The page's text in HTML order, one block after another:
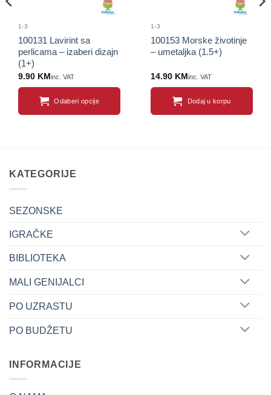
1-3
100131 Lavirint sa
perlicama – izaberi dizajn
(1+)
9.90 KM inc. VAT
Odaberi opcije
variants.
may
chosen
the
page
1-3
100153 Morske životinje
– umetaljka (1.5+)
14.90 KM inc. VAT
Dodaj u korpu
KATEGORIJE
SEZONSKE
IGRAČKE
BIBLIOTEKA
MALI GENIJALCI
PO UZRASTU
PO BUDŽETU
INFORMACIJE